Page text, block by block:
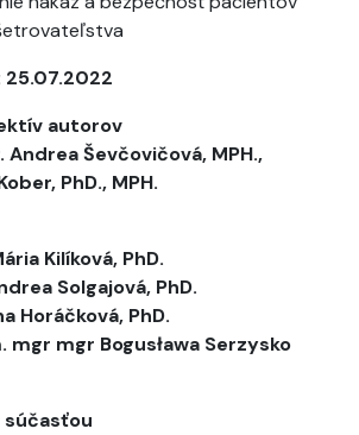
25.07.2022
autorov
Andrea Ševčovičová, MPH.,
PhD., MPH.
Kilíková, PhD.
Solgajová, PhD.
Horáčková, PhD.
mgr mgr Bogusława Serzysko
súčasťou